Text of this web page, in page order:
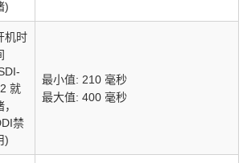
)
机时
就
禁
)
最小值: 210 毫秒
最大值: 400 毫秒